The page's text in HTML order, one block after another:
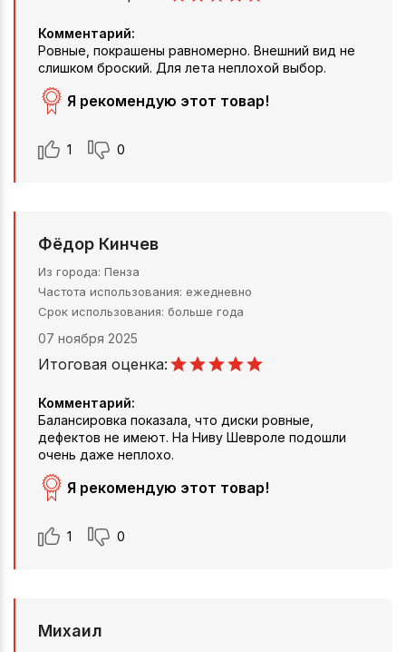
Комментарий:
Ровные, покрашены равномерно. Внешний вид не
слишком броский. Для лета неплохой выбор.
Я рекомендую этот товар!
1 0
Фёдор Кинчев
Из города Пенза
Частота использования ежедневно
Срок использования больше года
07 ноября 2025
Итоговая оценка:
Комментарий:
Балансировка показала, что диски ровные,
дефектов не имеют. На Ниву Шевроле подошли
очень даже неплохо.
Я рекомендую этот товар!
1 0
Михаил